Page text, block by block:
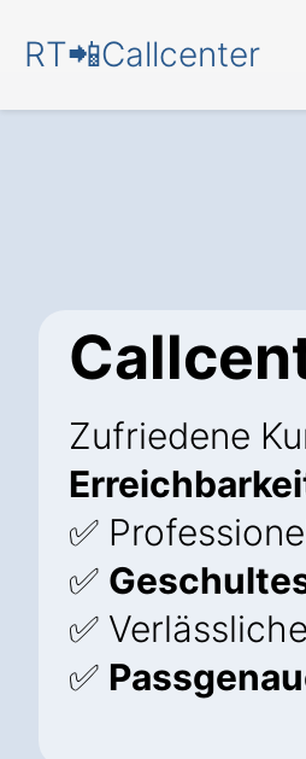
RT📲Callcenter
Zufriedene
✅
✅
✅
✅